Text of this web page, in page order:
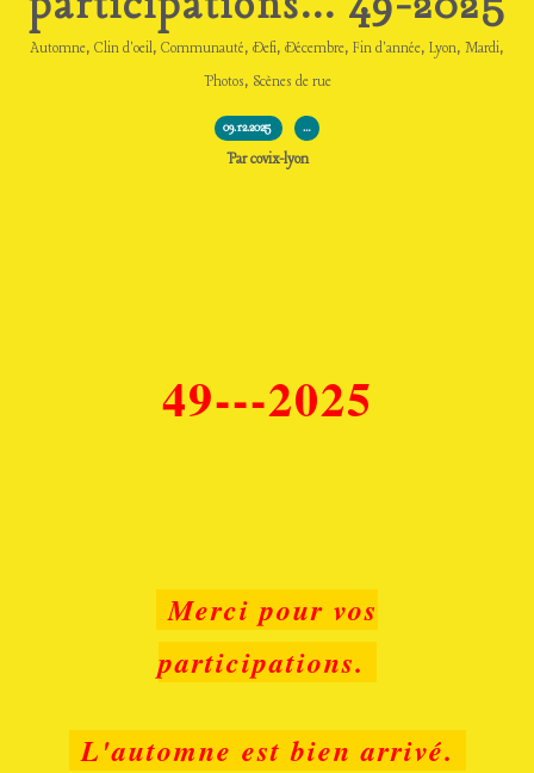
Automne, Clin d'oeil, Communauté, Defi, Décembre, Fin d'année, Lyon, Mardi,
Photos, Scènes de rue
09.12.2025 …
Par covix-lyon
49---2025
Merci pour vos
participations.
L'automne est bien arrivé.